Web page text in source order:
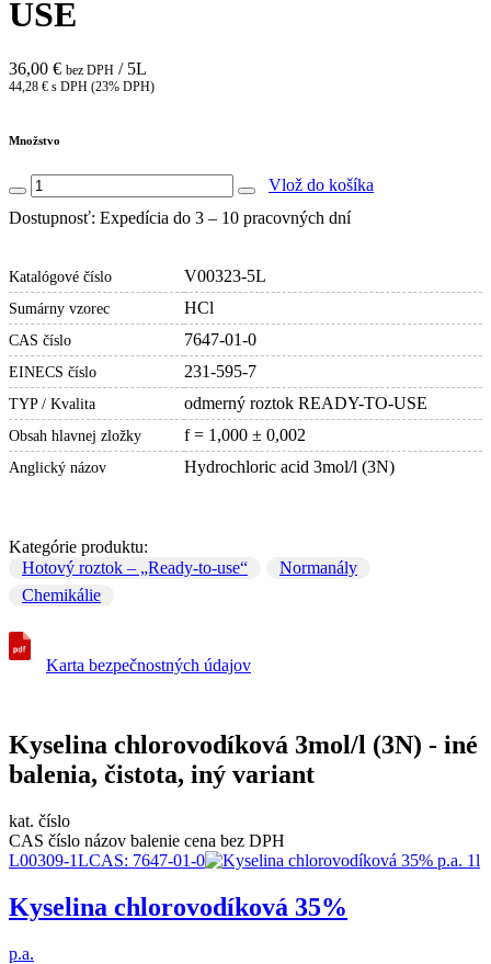
USE
36,00 € bez DPH / 5L
44,28 € s DPH (23% DPH)
Množstvo
Vlož do košíka
Dostupnosť: Expedícia do 3 – 10 pracovných dní
Katalógové číslo V00323-5L
Sumárny vzorec HCl
CAS číslo 7647-01-0
EINECS číslo 231-595-7
TYP / Kvalita odmerný roztok READY-TO-USE
Obsah hlavnej zložky f = 1,000 ± 0,002
Anglický názov Hydrochloric acid 3mol/l (3N)
Kategórie produktu:
Hotový roztok – „Ready-to-use“
Normanály
Chemikálie
Karta bezpečnostných údajov
Kyselina chlorovodíková 3mol/l (3N) - iné
balenia, čistota, iný variant
kat. číslo
CAS číslo názov balenie cena bez DPH
L00309-1LCAS: 7647-01-0
Kyselina chlorovodíková 35%
p.a.